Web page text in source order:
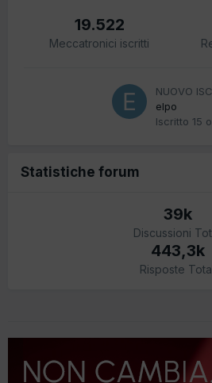
19.522
Meccatronici iscritti
NUOVO
elpo
Iscritto 15
Statistiche forum
39k
Discussioni
443,3k
Risposte